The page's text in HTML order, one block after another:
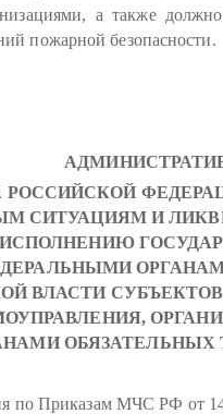
а также
пожарной безопасности.
РОССИЙСКОЙ
СИТУАЦИЯМ И
ВЛАСТИ
ОБЯЗАТЕЛЬНЫХ
Приказам МЧС РФ от 14